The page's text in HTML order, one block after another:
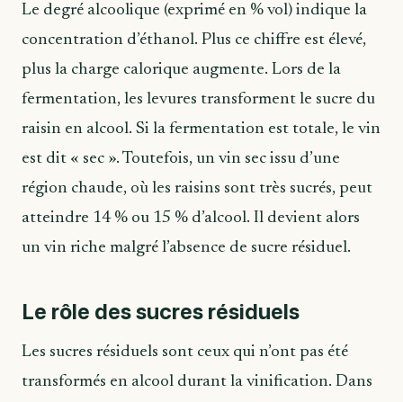
Le degré alcoolique (exprimé en % vol) indique la
concentration d’éthanol. Plus ce chiffre est élevé,
plus la charge calorique augmente. Lors de la
fermentation, les levures transforment le sucre du
raisin en alcool. Si la fermentation est totale, le vin
est dit « sec ». Toutefois, un vin sec issu d’une
région chaude, où les raisins sont très sucrés, peut
atteindre 14 % ou 15 % d’alcool. Il devient alors
un vin riche malgré l’absence de sucre résiduel.
Le rôle des sucres résiduels
Les sucres résiduels sont ceux qui n’ont pas été
transformés en alcool durant la vinification. Dans